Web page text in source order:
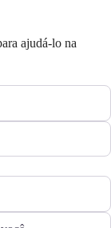
ajudá-lo na